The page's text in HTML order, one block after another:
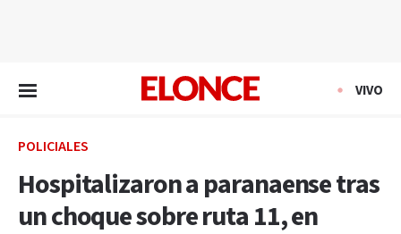
VIVO
POLICIALES
Hospitalizaron a paranaense tras
un choque sobre ruta 11, en